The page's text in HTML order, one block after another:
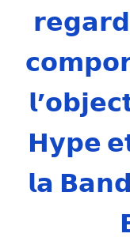
𝗛𝘆𝗽𝗲
𝗹𝗮